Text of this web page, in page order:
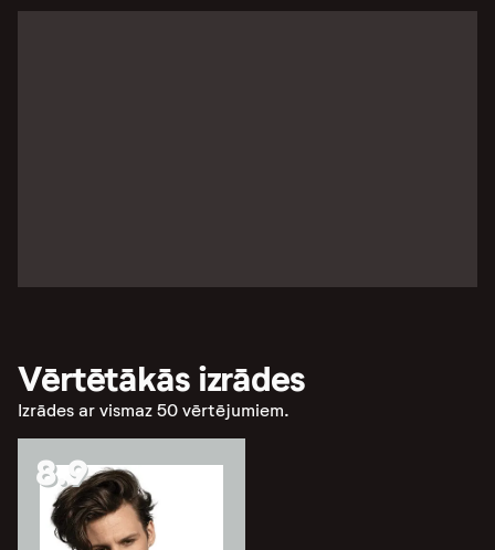
Vērtētākās izrādes
Izrādes ar vismaz 50 vērtējumiem.
8.9